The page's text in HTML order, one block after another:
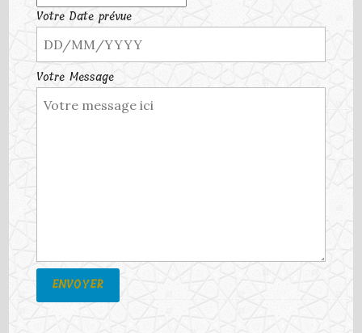
Votre Date prévue
Votre Message